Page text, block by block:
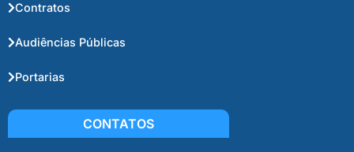
Contratos
Audiências Públicas
Portarias
CONTATOS